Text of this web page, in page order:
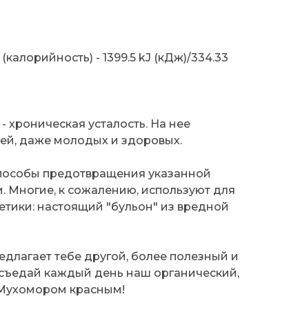
- 1399.5 kJ (кДж)/334.33
усталость. На нее
даже молодых и здоровых.
предотвращения указанной
Многие, к сожалению, используют для
настоящий "бульон" из вредной
тебе другой, более полезный и
каждый день наш органический,
красным!